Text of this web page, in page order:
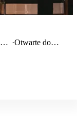
·Otwarte do